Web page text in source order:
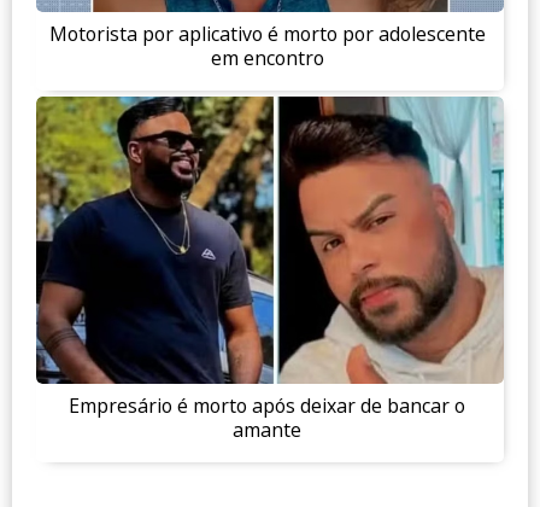
Motorista por aplicativo é morto por adolescente
em encontro
Empresário é morto após deixar de bancar o
amante